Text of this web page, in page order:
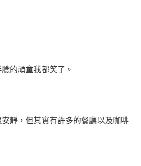
的頑童我都笑了。
安靜，但其實有許多的餐廳以及咖啡